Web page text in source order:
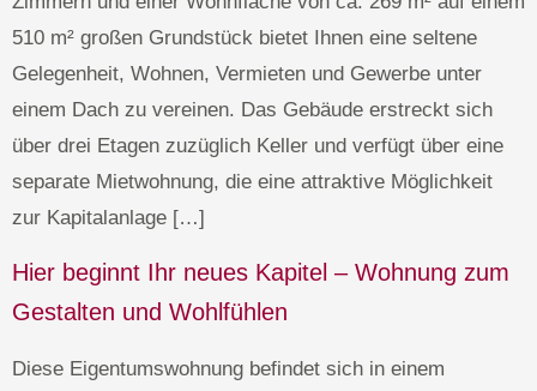
510 m² großen Grundstück bietet Ihnen eine seltene
Gelegenheit, Wohnen, Vermieten und Gewerbe unter
einem Dach zu vereinen. Das Gebäude erstreckt sich
über drei Etagen zuzüglich Keller und verfügt über eine
separate Mietwohnung, die eine attraktive Möglichkeit
zur Kapitalanlage […]
Hier beginnt Ihr neues Kapitel – Wohnung zum
Gestalten und Wohlfühlen
Diese Eigentumswohnung befindet sich in einem